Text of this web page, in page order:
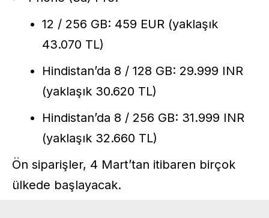
12 / 256 GB: 459 EUR (yaklaşık
43.070 TL)
Hindistan’da 8 / 128 GB: 29.999 INR
(yaklaşık 30.620 TL)
Hindistan’da 8 / 256 GB: 31.999 INR
(yaklaşık 32.660 TL)
Ön siparişler, 4 Mart’tan itibaren birçok
ülkede başlayacak.